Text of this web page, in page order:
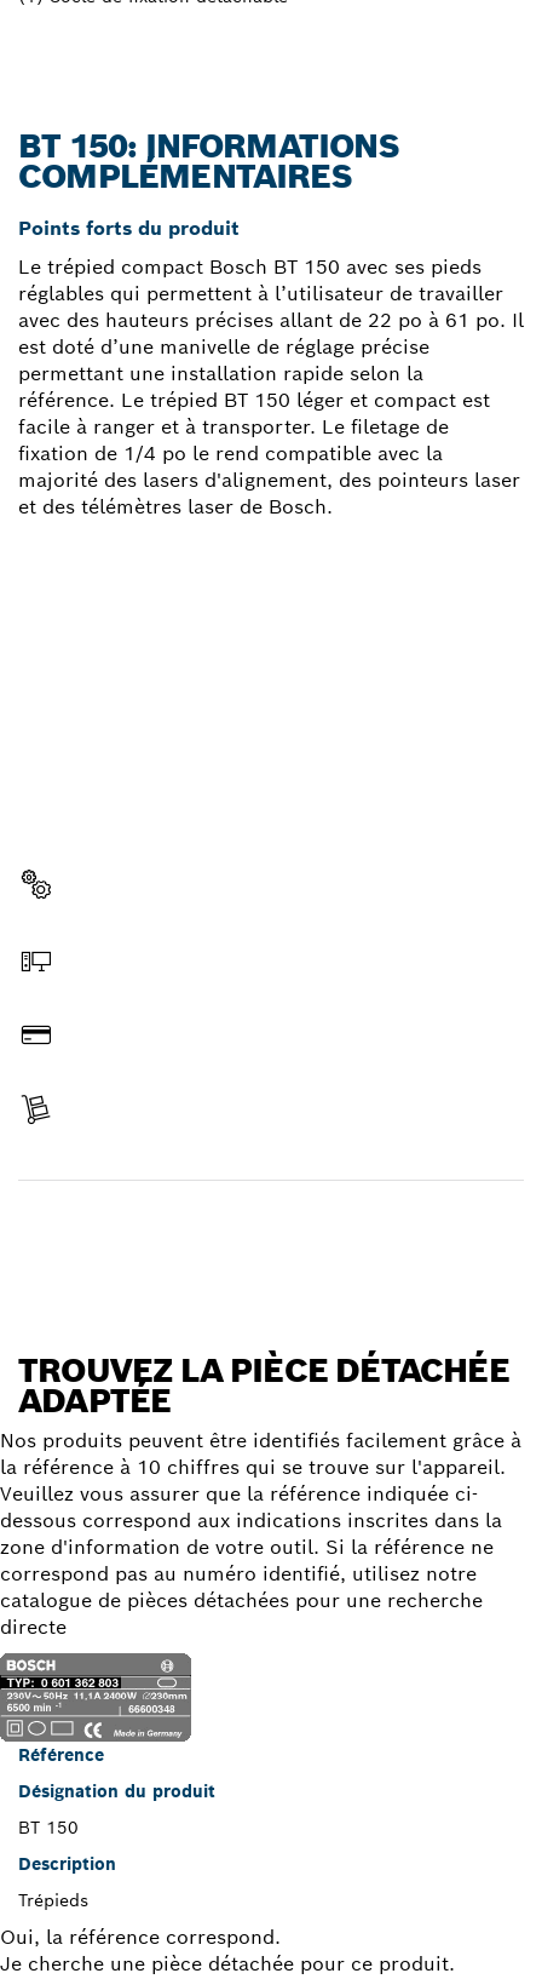
BT 150: INFORMATIONS
COMPLÉMENTAIRES
Points forts du produit
Le trépied compact Bosch BT 150 avec ses pieds
réglables qui permettent à l’utilisateur de travailler
avec des hauteurs précises allant de 22 po à 61 po. Il
est doté d’une manivelle de réglage précise
permettant une installation rapide selon la
référence. Le trépied BT 150 léger et compact est
facile à ranger et à transporter. Le filetage de
fixation de 1/4 po le rend compatible avec la
majorité des lasers d'alignement, des pointeurs laser
et des télémètres laser de Bosch.
TROUVEZ LA PIÈCE DÉTACHÉE
ADAPTÉE
Nos produits peuvent être identifiés facilement grâce à
la référence à 10 chiffres qui se trouve sur l'appareil.
Veuillez vous assurer que la référence indiquée ci-
dessous correspond aux indications inscrites dans la
zone d'information de votre outil. Si la référence ne
correspond pas au numéro identifié, utilisez notre
catalogue de pièces détachées pour une recherche
directe
Référence
Désignation du produit
BT 150
Description
Trépieds
Oui, la référence correspond.
Je cherche une pièce détachée pour ce produit.